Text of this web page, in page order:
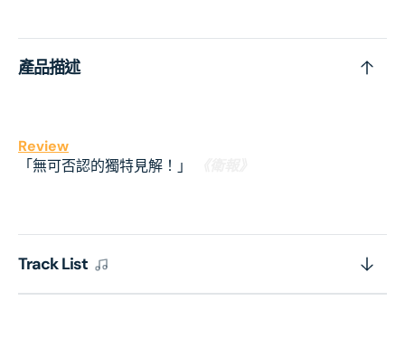
產品描述
Review
「無可否認的獨特見解！」
Track List